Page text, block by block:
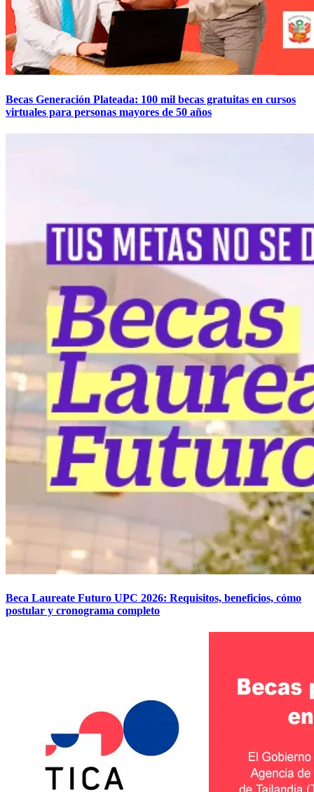
Becas Generación Plateada: 100 mil becas gratuitas en cursos
virtuales para personas mayores de 50 años
Beca Laureate Futuro UPC 2026: Requisitos, beneficios, cómo
postular y cronograma completo